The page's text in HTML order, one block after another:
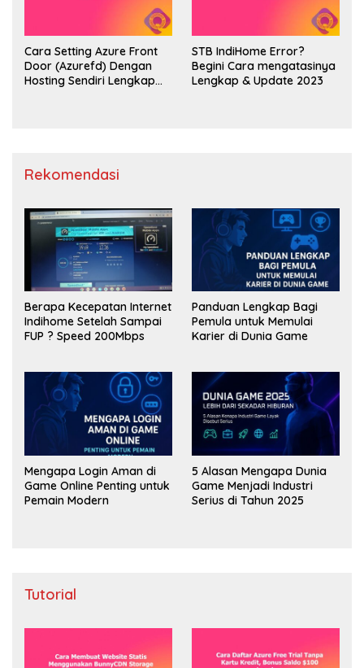
Cara Setting Azure Front
Door (Azurefd) Dengan
Hosting Sendiri Lengkap
STB IndiHome Error?
Begini Cara mengatasinya
Lengkap & Update 2023
Rekomendasi
Berapa Kecepatan Internet
Indihome Setelah Sampai
FUP ? Speed 200Mbps
Panduan Lengkap Bagi
Pemula untuk Memulai
Karier di Dunia Game
Mengapa Login Aman di
Game Online Penting untuk
Pemain Modern
5 Alasan Mengapa Dunia
Game Menjadi Industri
Serius di Tahun 2025
Tutorial